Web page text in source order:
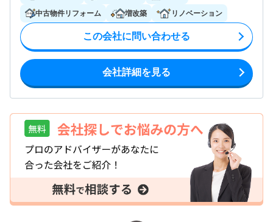
中古物件リフォーム 増改築 リノベーション
この会社に問い合わせる
会社詳細を見る